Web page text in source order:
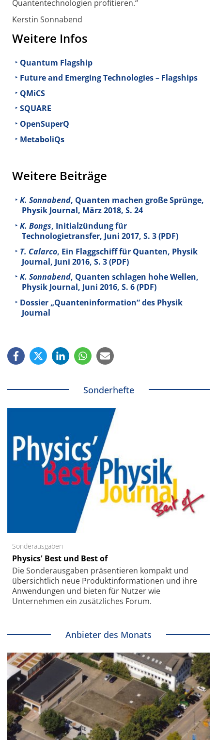
Quantentechnologien profitieren.“
Kerstin Sonnabend
Weitere Infos
Quantum Flagship
Future and Emerging Technologies – Flagships
QMiCS
SQUARE
OpenSuperQ
MetaboliQs
Weitere Beiträge
K. Sonnabend, Quanten machen große Sprünge,
Physik Journal, März 2018, S. 24
K. Bongs, Initialzündung für
Technologietransfer, Juni 2017, S. 3 (PDF)
T. Calarco, Ein Flaggschiff für Quanten, Physik
Journal, Juni 2016, S. 3 (PDF)
K. Sonnabend, Quanten schlagen hohe Wellen,
Physik Journal, Juni 2016, S. 6 (PDF)
Dossier „Quanteninformation“ des Physik
Journal
Sonderhefte
Sonderausgaben
Physics' Best und Best of
Die Sonder­ausgaben präsentieren kompakt und
übersichtlich neue Produkt­informationen und ihre
Anwendungen und bieten für Nutzer wie
Unternehmen ein zusätzliches Forum.
Anbieter des Monats